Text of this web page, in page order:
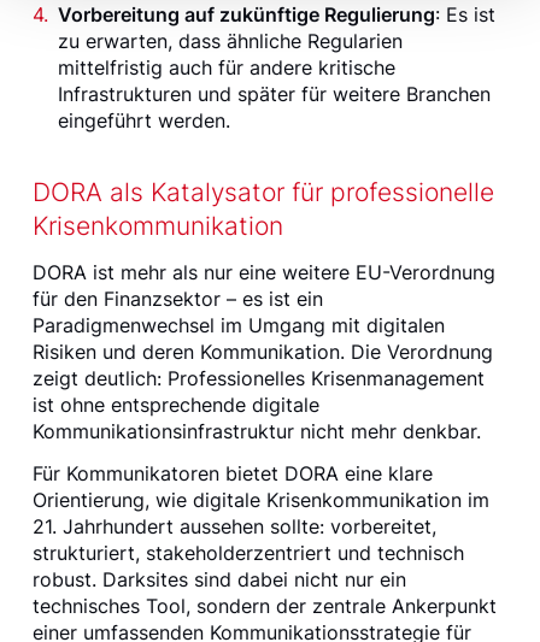
Vorbereitung auf zukünftige Regulierung: Es ist
zu erwarten, dass ähnliche Regularien
mittelfristig auch für andere kritische
Infrastrukturen und später für weitere Branchen
eingeführt werden.
DORA als Katalysator für professionelle
Krisenkommunikation
DORA ist mehr als nur eine weitere EU-Verordnung
für den Finanzsektor – es ist ein
Paradigmenwechsel im Umgang mit digitalen
Risiken und deren Kommunikation. Die Verordnung
zeigt deutlich: Professionelles Krisenmanagement
ist ohne entsprechende digitale
Kommunikationsinfrastruktur nicht mehr denkbar.
Für Kommunikatoren bietet DORA eine klare
Orientierung, wie digitale Krisenkommunikation im
21. Jahrhundert aussehen sollte: vorbereitet,
strukturiert, stakeholderzentriert und technisch
robust. Darksites sind dabei nicht nur ein
technisches Tool, sondern der zentrale Ankerpunkt
einer umfassenden Kommunikationsstrategie für